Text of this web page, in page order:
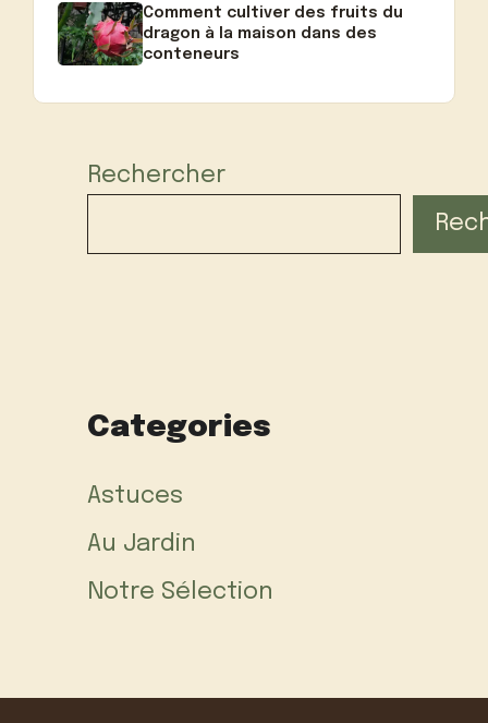
Comment cultiver des fruits du
dragon à la maison dans des
conteneurs
Rechercher
Categories
Astuces
Au Jardin
Notre Sélection